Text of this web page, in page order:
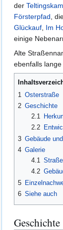
springen
springen
der
Försterpfad ,
Glückauf Im
einige
Alte
ebenfalls
1 Osterstraße
2 Geschichte
2.1
2.2
3 Gebäude
4 Galerie
4.1
4.2
5
6 Siehe auch
Geschichte